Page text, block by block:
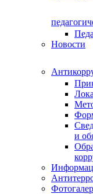
Новости
и